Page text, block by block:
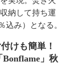
納して持ち運
込み）となる。
けも簡単！
」秋